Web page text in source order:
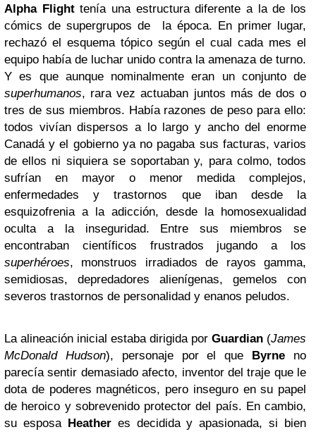
Alpha Flighttenía una estructura diferente a la de los
cómics de supergrupos de la época. En primer lugar,
rechazó el esquema tópico según el cual cada mes el
equipo había de luchar unido contra la amenaza de turno.
Y es que aunque nominalmente eran un conjunto de
superhumanos, rara vez actuaban juntos más de dos o
tres de sus miembros. Había razones de peso para ello:
todos vivían dispersos a lo largo y ancho del enorme
Canadá y el gobierno ya no pagaba sus facturas, varios
de ellos ni siquiera se soportaban y, para colmo, todos
sufrían en mayor o menor medida complejos,
enfermedades y trastornos que iban desde la
esquizofrenia a la adicción, desde la homosexualidad
oculta a la inseguridad. Entre sus miembros se
encontraban científicos frustrados jugando a los
superhéroes, monstruos irradiados de rayos gamma,
semidiosas, depredadores alienígenas, gemelos con
severos trastornos de personalidad y enanos peludos.
La alineación inicial estaba dirigida por Guardian (James
McDonald Hudson), personaje por el que Byrne no
parecía sentir demasiado afecto, inventor del traje que le
dota de poderes magnéticos, pero inseguro en su papel
de heroico y sobrevenido protector del país. En cambio,
su esposa Heatheres decidida y apasionada, si bien